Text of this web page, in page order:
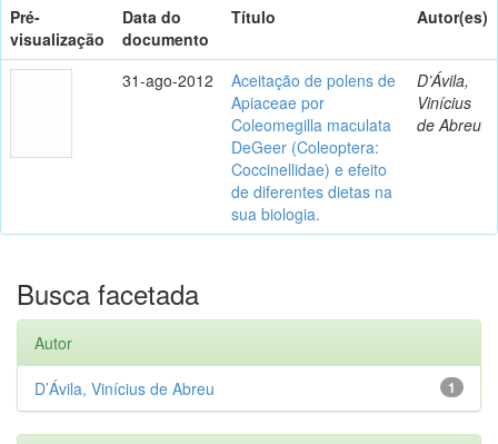
Pré-
visualização
Data do
documento
Título Autor(es)
31-ago-2012
Aceitação de polens de
Apiaceae por
Coleomegilla maculata
DeGeer (Coleoptera:
Coccinellidae) e efeito
de diferentes dietas na
sua biologia.
D’Ávila,
Vinícius
de Abreu
Busca facetada
Autor
1
D’Ávila, Vinícius de Abreu